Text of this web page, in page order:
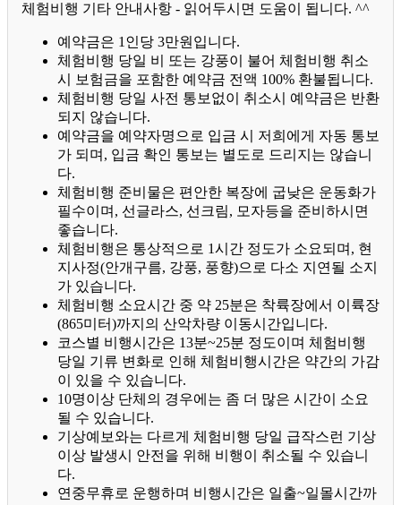
체험비행 기타 안내사항 - 읽어두시면 도움이 됩니다. ^^
예약금은 1인당 3만원입니다.
체험비행 당일 비 또는 강풍이 불어 체험비행 취소
시 보험금을 포함한 예약금 전액 100% 환불됩니다.
체험비행 당일 사전 통보없이 취소시 예약금은 반환
되지 않습니다.
예약금을 예약자명으로 입금 시 저희에게 자동 통보
가 되며, 입금 확인 통보는 별도로 드리지는 않습니
다.
체험비행 준비물은 편안한 복장에 굽낮은 운동화가
필수이며, 선글라스, 선크림, 모자등을 준비하시면
좋습니다.
체험비행은 통상적으로 1시간 정도가 소요되며, 현
지사정(안개구름, 강풍, 풍향)으로 다소 지연될 소지
가 있습니다.
체험비행 소요시간 중 약 25분은 착륙장에서 이륙장
(865미터)까지의 산악차량 이동시간입니다.
코스별 비행시간은 13분~25분 정도이며 체험비행
당일 기류 변화로 인해 체험비행시간은 약간의 가감
이 있을 수 있습니다.
10명이상 단체의 경우에는 좀 더 많은 시간이 소요
될 수 있습니다.
기상예보와는 다르게 체험비행 당일 급작스런 기상
이상 발생시 안전을 위해 비행이 취소될 수 있습니
다.
연중무휴로 운행하며 비행시간은 일출~일몰시간까